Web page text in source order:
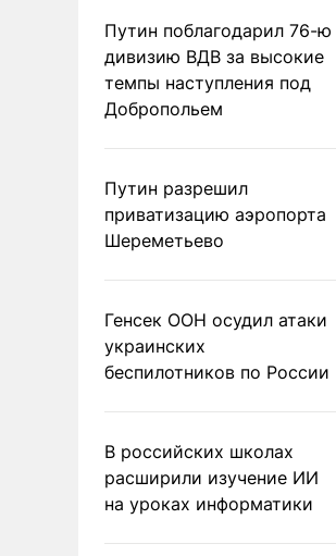
Путин поблагодарил 76-ю
дивизию ВДВ за высокие
темпы наступления под
Добропольем
Путин разрешил
приватизацию аэропорта
Шереметьево
Генсек ООН осудил атаки
украинских
беспилотников по России
В российских школах
расширили изучение ИИ
на уроках информатики